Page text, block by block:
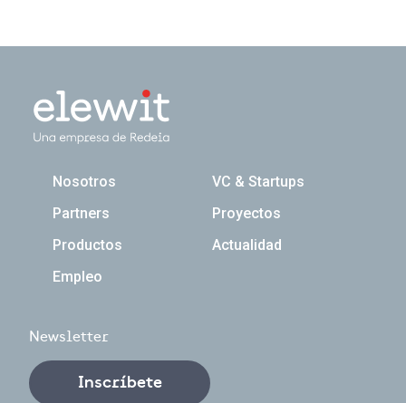
Navegación principal
Nosotros
VC & Startups
Partners
Proyectos
Productos
Actualidad
Empleo
Newsletter
Inscríbete